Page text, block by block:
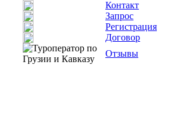
Контакт
Запрос
Регистрация
Договор
Отзывы